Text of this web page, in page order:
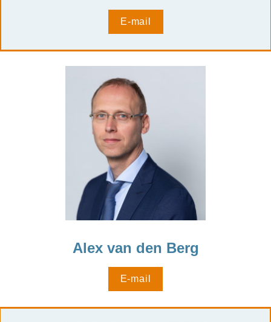
E-mail
Alex van den Berg
E-mail